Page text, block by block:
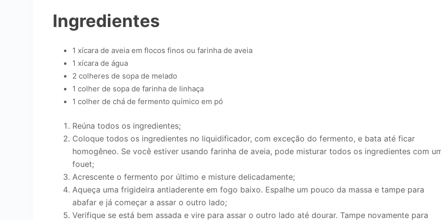
Ingredientes
1 xícara de aveia em flocos finos ou farinha de aveia
1 xícara de água
2 colheres de sopa de melado
1 colher de sopa de farinha de linhaça
1 colher de chá de fermento químico em pó
Reúna todos os ingredientes;
Coloque todos os ingredientes no liquidificador, com exceção do fermento, e bata até ficar
homogêneo. Se você estiver usando farinha de aveia, pode misturar todos os ingredientes com
fouet;
Acrescente o fermento por último e misture delicadamente;
Aqueça uma frigideira antiaderente em fogo baixo. Espalhe um pouco da massa e tampe para
abafar e já começar a assar o outro lado;
Verifique se está bem assada e vire para assar o outro lado até dourar. Tampe novamente para